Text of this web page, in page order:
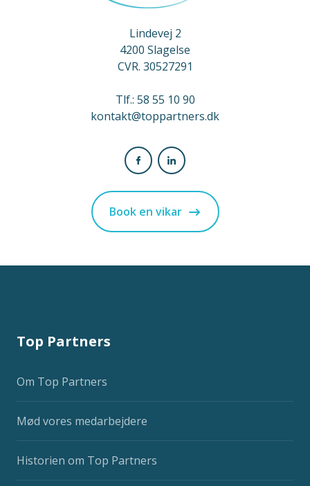
Lindevej 2
4200 Slagelse
CVR. 30527291
Tlf.: 58 55 10 90
kontakt@toppartners.dk
Book en vikar
Top Partners
Om Top Partners
Mød vores medarbejdere
Historien om Top Partners